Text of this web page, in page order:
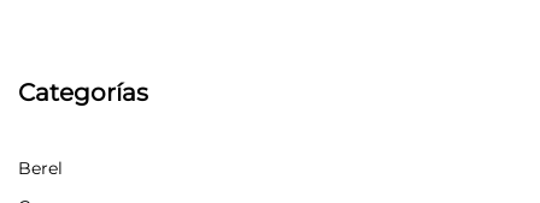
Categorías
Berel